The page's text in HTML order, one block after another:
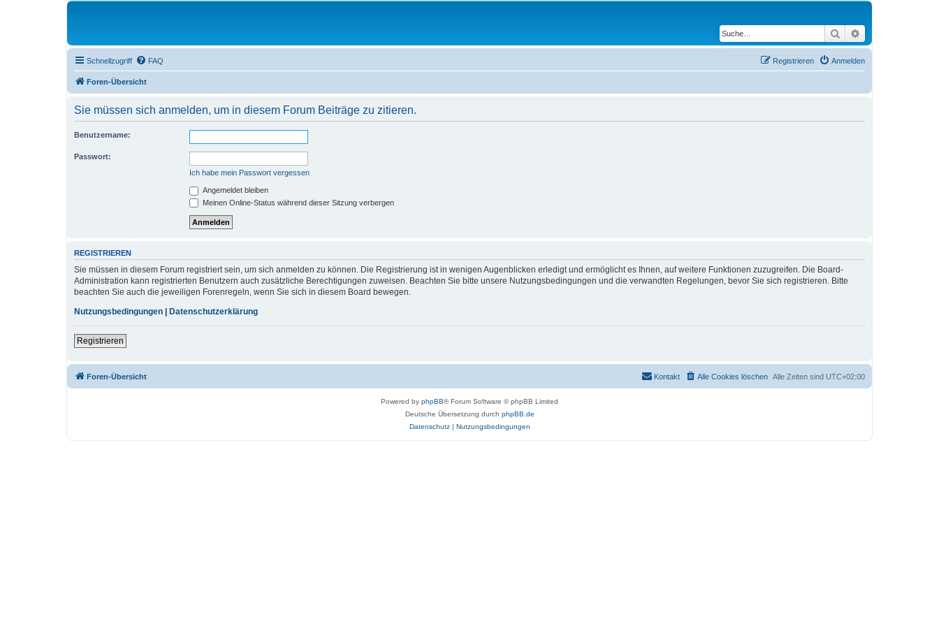
Suche
Schnellzugriff FAQ Anmelden
Registrieren
Foren-Übersicht
Sie müssen sich anmelden, um in diesem Forum Beiträge zu zitieren.
Benutzername:
Passwort:
Ich habe mein Passwort vergessen
Angemeldet bleiben
Meinen Online-Status während dieser Sitzung verbergen
REGISTRIEREN
Sie müssen in diesem Forum registriert sein, um sich anmelden zu können. Die Registrierung ist in wenigen Augenblicken erledigt und ermöglicht es Ihnen, auf weitere Funktionen zuzugreifen. Die Board-
Administration kann registrierten Benutzern auch zusätzliche Berechtigungen zuweisen. Beachten Sie bitte unsere Nutzungsbedingungen und die verwandten Regelungen, bevor Sie sich registrieren. Bitte
beachten Sie auch die jeweiligen Forenregeln, wenn Sie sich in diesem Board bewegen.
Nutzungsbedingungen | Datenschutzerklärung
Registrieren
Foren-Übersicht Alle Zeiten sind UTC+02:00
Alle Cookies löschen
Kontakt
Powered by phpBB® Forum Software © phpBB Limited
Deutsche Übersetzung durch phpBB.de
Datenschutz| Nutzungsbedingungen